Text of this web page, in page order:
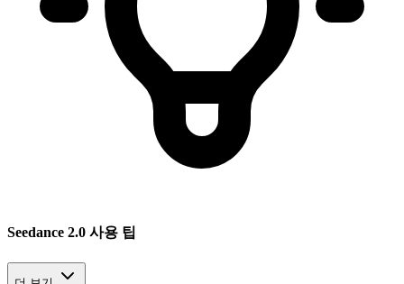
Seedance 2.0 사용 팁